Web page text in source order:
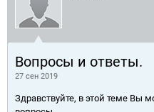
Вопросы и ответы.
27 сен 2019
Здравствуйте, в этой теме Вы